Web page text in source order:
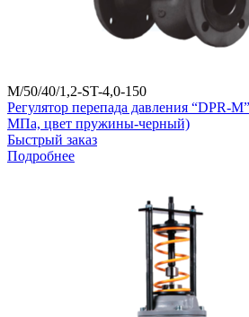
M/50/40/1,2-ST-4,0-150
Регулятор перепада давления “DPR-
МПа, цвет пружины-черный)
Быстрый заказ
Подробнее